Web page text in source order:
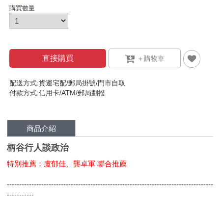
購買數量
直接購買
配送方式:貨運宅配/郵局掛號/門市自取
付款方式:信用卡/ATM/郵局劃撥
商品介紹
柄谷行人談政治
特別推薦：盧郁佳、龔卓軍 聯合推薦
------------------------------------------------------------------------------------
-----------